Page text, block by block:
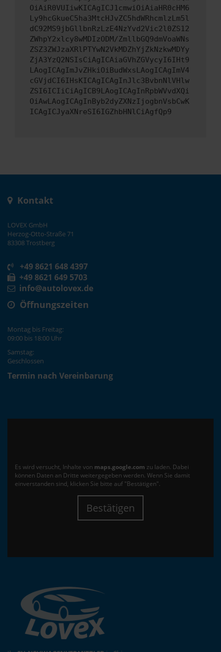
OiAiR0VUIiwKICAgICJ1cmwiOiAiaHR0cHM6
Ly9hcGkueC5ha3MtcHJvZC5hdWRhcmlzLm5l
dC92MS9jbGllbnRzLzE4NzYvd2Vic2l0ZS12
ZWhpY2xlcy8wMDIzODM/ZmllbGQ9dmVoaWNs
ZSZ3ZWJzaXRlPTYwN2VkMDZhYjZkNzkwMDYy
ZjA3YzQ2NSIsCiAgICAiaGVhZGVycyI6IHt9
LAogICAgImJvZHkiOiBudWxsLAogICAgImV4
cGVjdCI6IHsKICAgICAgInJlc3BvbnNlVHlw
ZSI6ICIiCiAgICB9LAogICAgInRpbWVvdXQi
OiAwLAogICAgInByb2dyZXNzIjogbnVsbCwK
ICAgICJyaXNreSI6IGZhbHNlCiAgfQp9
Kontakt
LOVEX GmbH
Herzog-Otto-Straße 71
83308 Trostberg
+49 8621 648 4397
+49 8621 649 5703
info@autolovex.de
Öffnungszeiten
Montag bis Freitag:
09:00 bis 18:00 Uhr
Samstag:
Geschlossen
Termin nach Vereinbarung
Es wird versucht, Inhalte von maps.google.com zu laden. Dabei
können Daten an Dritte weitergegeben werden. Wenn Sie damit
einverstanden sind, klicken Sie bitte auf "Bestätigen".
Bestätigen